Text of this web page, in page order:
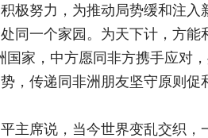
极努力，为推动局势缓和注入
同一个家园。为天下计，方能
国家，中方愿同非方携手应对
，传递同非洲朋友坚守原则促
主席说，当今世界变乱交织